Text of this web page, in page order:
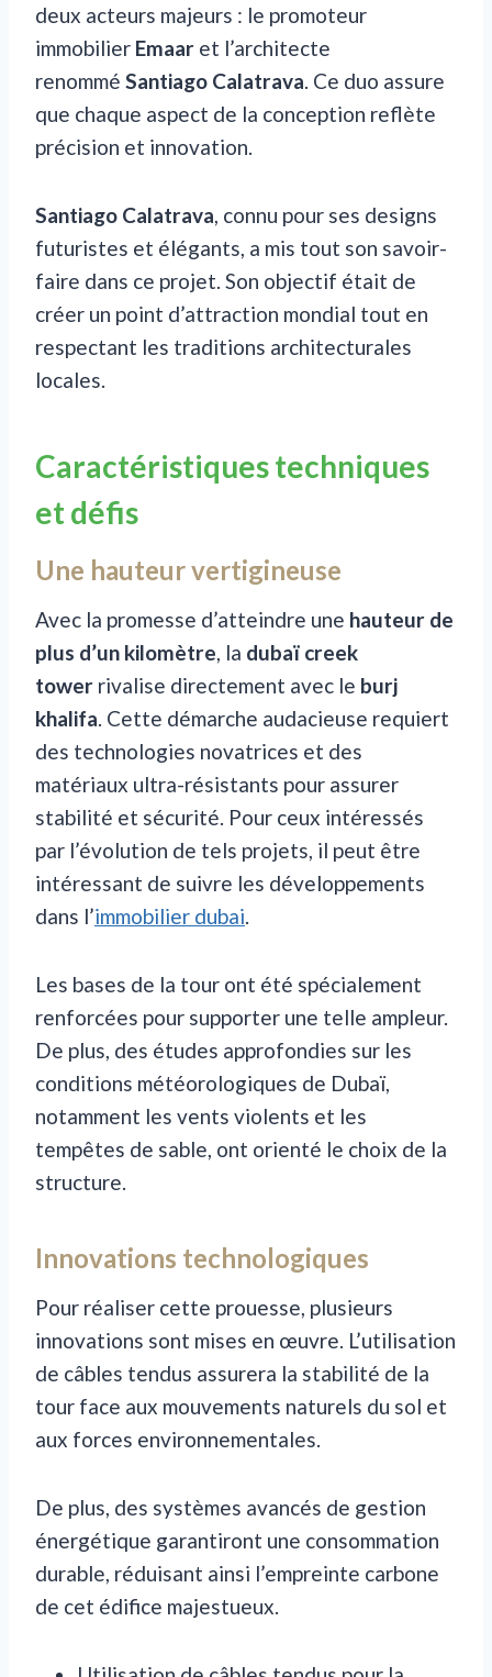
deux acteurs majeurs : le promoteur
immobilier Emaar et l’architecte
renommé Santiago Calatrava. Ce duo assure
que chaque aspect de la conception reflète
précision et innovation.
Santiago Calatrava, connu pour ses designs
futuristes et élégants, a mis tout son savoir-
faire dans ce projet. Son objectif était de
créer un point d’attraction mondial tout en
respectant les traditions architecturales
locales.
Caractéristiques techniques
et défis
Une hauteur vertigineuse
Avec la promesse d’atteindre une hauteur de
plus d’un kilomètre, la dubaï creek
tower rivalise directement avec le burj
khalifa. Cette démarche audacieuse requiert
des technologies novatrices et des
matériaux ultra-résistants pour assurer
stabilité et sécurité. Pour ceux intéressés
par l’évolution de tels projets, il peut être
intéressant de suivre les développements
dans l’immobilier dubai.
Les bases de la tour ont été spécialement
renforcées pour supporter une telle ampleur.
De plus, des études approfondies sur les
conditions météorologiques de Dubaï,
notamment les vents violents et les
tempêtes de sable, ont orienté le choix de la
structure.
Innovations technologiques
Pour réaliser cette prouesse, plusieurs
innovations sont mises en œuvre. L’utilisation
de câbles tendus assurera la stabilité de la
tour face aux mouvements naturels du sol et
aux forces environnementales.
De plus, des systèmes avancés de gestion
énergétique garantiront une consommation
durable, réduisant ainsi l’empreinte carbone
de cet édifice majestueux.